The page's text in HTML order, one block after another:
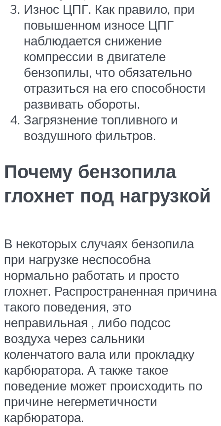
Износ ЦПГ. Как правило, при
повышенном износе ЦПГ
наблюдается снижение
компрессии в двигателе
бензопилы, что обязательно
отразиться на его способности
развивать обороты.
Загрязнение топливного и
воздушного фильтров.
Почему бензопила
глохнет под нагрузкой
В некоторых случаях бензопила
при нагрузке неспособна
нормально работать и просто
глохнет. Распространенная причина
такого поведения, это
неправильная , либо подсос
воздуха через сальники
коленчатого вала или прокладку
карбюратора. А также такое
поведение может происходить по
причине негерметичности
карбюратора.